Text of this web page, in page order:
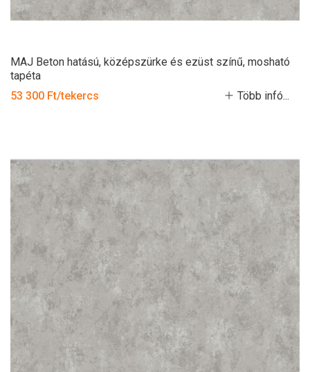
MAJ Beton hatású, középszürke és ezüst színű, mosható
tapéta
53 300 Ft/tekercs
Több infó...